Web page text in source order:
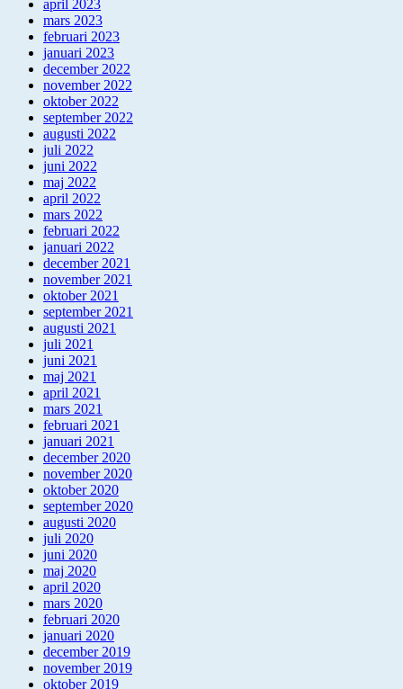
april 2023
mars 2023
februari 2023
januari 2023
december 2022
november 2022
oktober 2022
september 2022
augusti 2022
juli 2022
juni 2022
maj 2022
april 2022
mars 2022
februari 2022
januari 2022
december 2021
november 2021
oktober 2021
september 2021
augusti 2021
juli 2021
juni 2021
maj 2021
april 2021
mars 2021
februari 2021
januari 2021
december 2020
november 2020
oktober 2020
september 2020
augusti 2020
juli 2020
juni 2020
maj 2020
april 2020
mars 2020
februari 2020
januari 2020
december 2019
november 2019
oktober 2019